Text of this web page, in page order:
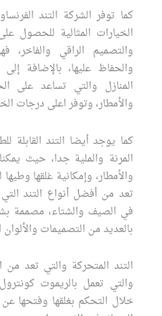
كما توفر الشركة التند
الخيارات المثالية للحصول
والتصميم الراقي والفاخر،
والحفاظ عليها، بالإضافة
المنازل والتي تساعد على
والأمطار، وتوفر اعلى درجات
كما يوجد أيضا التند القابلة
المرنة والملية جدا، حيث
والأمطار، وإمكانية غلقها
تعد من أفضل أنواع التند
في الصيف والشتاء، مصممة
بالعديد من التصميمات والألوان
التند المتحركة والتي تعد من
والتي تعمل بالريموت
خلال التحكم بغلقها وفتحها عن